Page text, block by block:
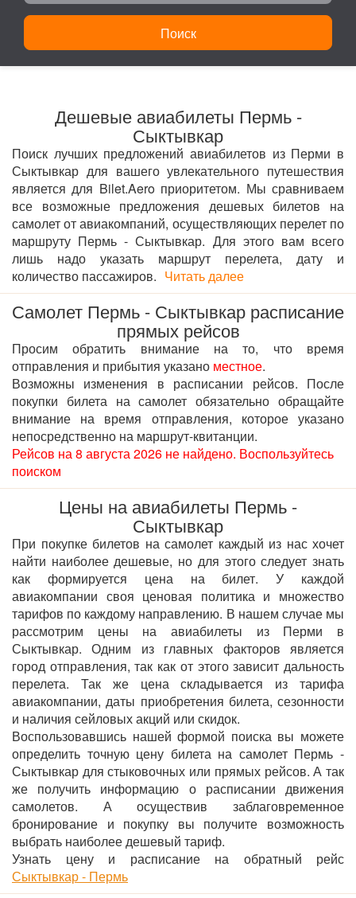
Поиск
Дешевые авиабилеты Пермь -
Сыктывкар
Поиск лучших предложений авиабилетов из Перми в
Сыктывкар для вашего увлекательного путешествия
является для Bilet.Aero приоритетом. Мы сравниваем
все возможные предложения дешевых билетов на
самолет от авиакомпаний, осуществляющих перелет по
маршруту Пермь - Сыктывкар. Для этого вам всего
лишь надо указать маршрут перелета, дату и
количество пассажиров. Читать далее
Самолет Пермь - Сыктывкар расписание
прямых рейсов
Просим обратить внимание на то, что время
отправления и прибытия указано местное.
Возможны изменения в расписании рейсов. После
покупки билета на самолет обязательно обращайте
внимание на время отправления, которое указано
непосредственно на маршрут-квитанции.
Рейсов на 8 августа 2026 не найдено. Воспользуйтесь
поиском
Цены на авиабилеты Пермь -
Сыктывкар
При покупке билетов на самолет каждый из нас хочет
найти наиболее дешевые, но для этого следует знать
как формируется цена на билет. У каждой
авиакомпании своя ценовая политика и множество
тарифов по каждому направлению. В нашем случае мы
рассмотрим цены на авиабилеты из Перми в
Сыктывкар. Одним из главных факторов является
город отправления, так как от этого зависит дальность
перелета. Так же цена складывается из тарифа
авиакомпании, даты приобретения билета, сезонности
и наличия сейловых акций или скидок.
Воспользовавшись нашей формой поиска вы можете
определить точную цену билета на самолет Пермь -
Сыктывкар для стыковочных или прямых рейсов. А так
же получить информацию о расписании движения
самолетов. А осуществив заблаговременное
бронирование и покупку вы получите возможность
выбрать наиболее дешевый тариф.
Узнать цену и расписание на обратный рейс
Сыктывкар - Пермь